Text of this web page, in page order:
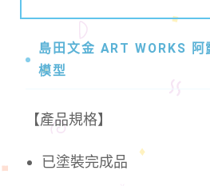
島田文金 ART WORKS
模型
【產品規格】
已塗裝完成品